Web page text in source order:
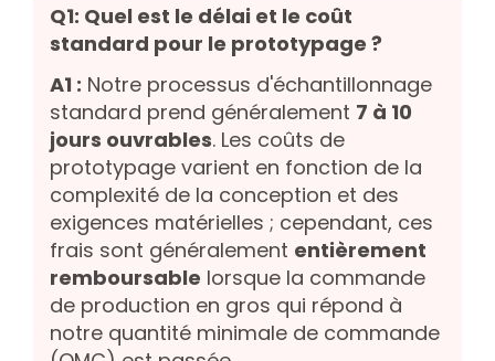
Q1: Quel est le délai et le coût
standard pour le prototypage ?
A1 : Notre processus d'échantillonnage
standard prend généralement 7 à 10
jours ouvrables. Les coûts de
prototypage varient en fonction de la
complexité de la conception et des
exigences matérielles ; cependant, ces
frais sont généralement entièrement
remboursable lorsque la commande
de production en gros qui répond à
notre quantité minimale de commande